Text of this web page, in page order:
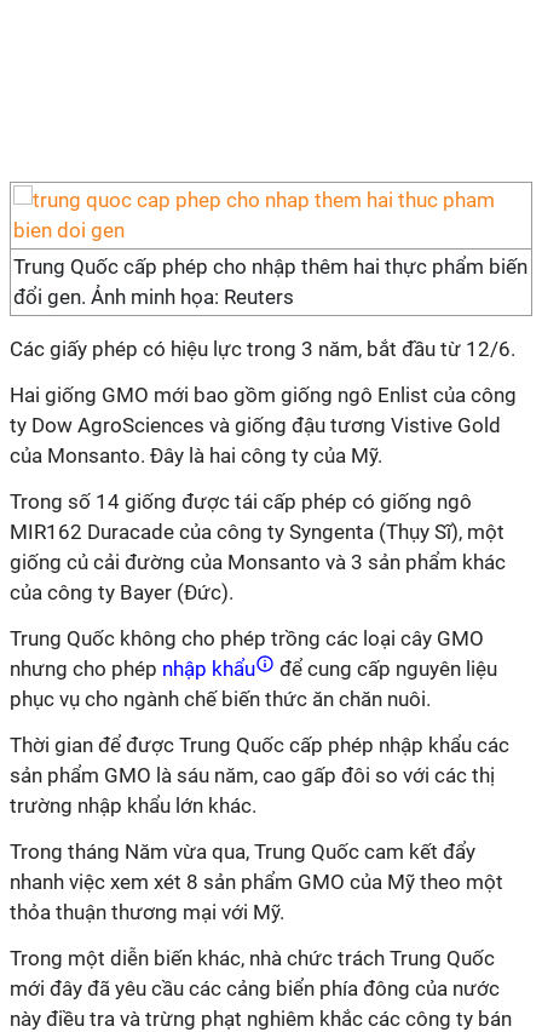
Trung Quốc cấp phép cho nhập thêm hai thực phẩm biến
đổi gen. Ảnh minh họa: Reuters
Các giấy phép có hiệu lực trong 3 năm, bắt đầu từ 12/6.
Hai giống GMO mới bao gồm giống ngô Enlist của công
ty Dow AgroSciences và giống đậu tương Vistive Gold
của Monsanto. Đây là hai công ty của Mỹ.
Trong số 14 giống được tái cấp phép có giống ngô
MIR162 Duracade của công ty Syngenta (Thụy Sĩ), một
giống củ cải đường của Monsanto và 3 sản phẩm khác
của công ty Bayer (Đức).
Trung Quốc không cho phép trồng các loại cây GMO
nhưng cho phép nhập khẩu
để cung cấp nguyên liệu
phục vụ cho ngành chế biến thức ăn chăn nuôi.
Thời gian để được Trung Quốc cấp phép nhập khẩu các
sản phẩm GMO là sáu năm, cao gấp đôi so với các thị
trường nhập khẩu lớn khác.
Trong tháng Năm vừa qua, Trung Quốc cam kết đẩy
nhanh việc xem xét 8 sản phẩm GMO của Mỹ theo một
thỏa thuận thương mại với Mỹ.
Trong một diễn biến khác, nhà chức trách Trung Quốc
mới đây đã yêu cầu các cảng biển phía đông của nước
này điều tra và trừng phạt nghiêm khắc các công ty bán